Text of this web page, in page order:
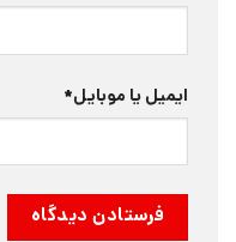
ایمیل یا موبایل*